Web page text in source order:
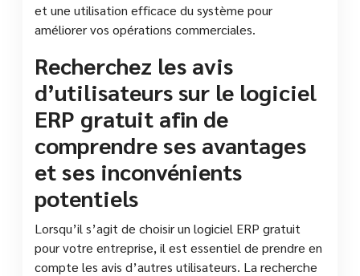
et une utilisation efficace du système pour
améliorer vos opérations commerciales.
Recherchez les avis
d’utilisateurs sur le logiciel
ERP gratuit afin de
comprendre ses avantages
et ses inconvénients
potentiels
Lorsqu’il s’agit de choisir un logiciel ERP gratuit
pour votre entreprise, il est essentiel de prendre en
compte les avis d’autres utilisateurs. La recherche